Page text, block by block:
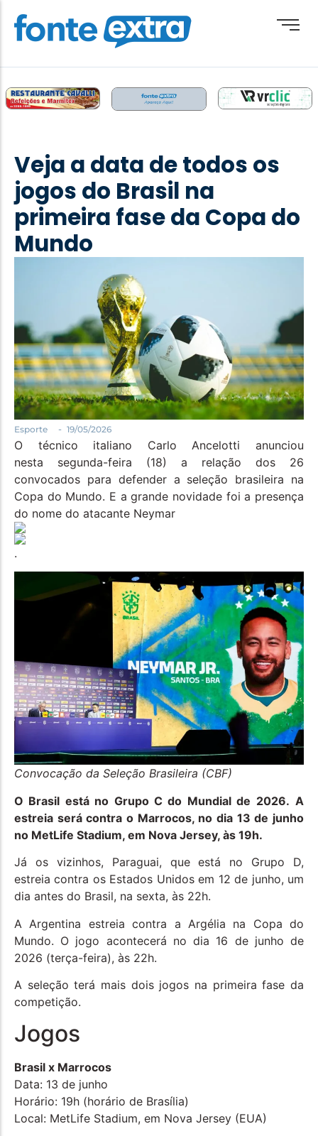
Destaque
Esporte
Geral
Obituário
Política
Santa Helena e Região
Saúde e Bem-Estar
Veja a data de todos os
jogos do Brasil na
primeira fase da Copa do
Mundo
Esporte - 19/05/2026
O técnico italiano Carlo Ancelotti anunciou
nesta segunda-feira (18) a relação dos 26
convocados para defender a seleção brasileira na
Copa do Mundo. E a grande novidade foi a presença
do nome do atacante Neymar
.
Convocação da Seleção Brasileira (CBF)
O Brasil está no Grupo C do Mundial de 2026. A
estreia será contra o Marrocos, no dia 13 de junho
no MetLife Stadium, em Nova Jersey, às 19h.
Já os vizinhos, Paraguai, que está no Grupo D,
estreia contra os Estados Unidos em 12 de junho, um
dia antes do Brasil, na sexta, às 22h.
A Argentina estreia contra a Argélia na Copa do
Mundo. O jogo acontecerá no dia 16 de junho de
2026 (terça-feira), às 22h.
A seleção terá mais dois jogos na primeira fase da
competição.
Jogos
Brasil x Marrocos
Data: 13 de junho
Horário: 19h (horário de Brasília)
Local: MetLife Stadium, em Nova Jersey (EUA)